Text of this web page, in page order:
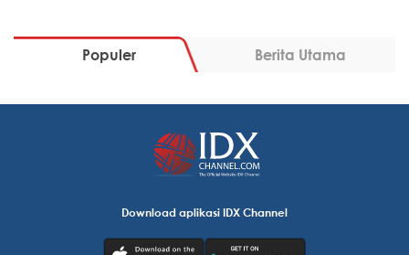
Populer Berita Utama
Download aplikasi IDX Channel